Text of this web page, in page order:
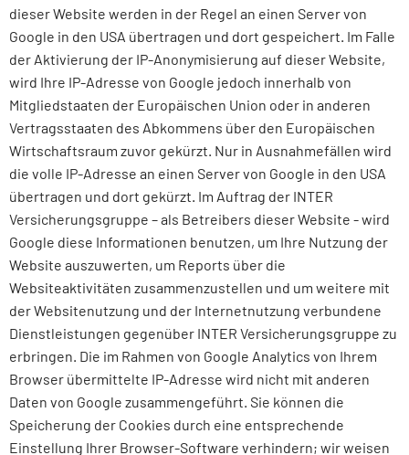
dieser Website werden in der Regel an einen Server von
Google in den USA übertragen und dort gespeichert. Im Falle
der Aktivierung der IP-Anonymisierung auf dieser Website,
wird Ihre IP-Adresse von Google jedoch innerhalb von
Mitgliedstaaten der Europäischen Union oder in anderen
Vertragsstaaten des Abkommens über den Europäischen
Wirtschaftsraum zuvor gekürzt. Nur in Ausnahmefällen wird
die volle IP-Adresse an einen Server von Google in den USA
übertragen und dort gekürzt. Im Auftrag der INTER
Versicherungsgruppe – als Betreibers dieser Website - wird
Google diese Informationen benutzen, um Ihre Nutzung der
Website auszuwerten, um Reports über die
Websiteaktivitäten zusammenzustellen und um weitere mit
der Websitenutzung und der Internetnutzung verbundene
Dienstleistungen gegenüber INTER Versicherungsgruppe zu
erbringen. Die im Rahmen von Google Analytics von Ihrem
Browser übermittelte IP-Adresse wird nicht mit anderen
Daten von Google zusammengeführt. Sie können die
Speicherung der Cookies durch eine entsprechende
Einstellung Ihrer Browser-Software verhindern; wir weisen